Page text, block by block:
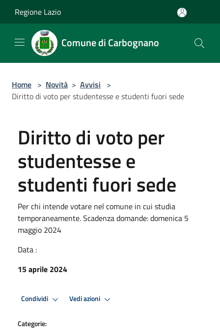
Regione Lazio
Comune di Carbognano
Home > Novità > Avvisi >
Diritto di voto per studentesse e studenti fuori sede
Diritto di voto per
studentesse e
studenti fuori sede
Per chi intende votare nel comune in cui studia
temporaneamente. Scadenza domande: domenica 5
maggio 2024
Data :
15 aprile 2024
Condividi Vedi azioni
Categorie: